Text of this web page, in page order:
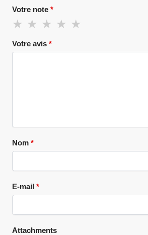
Votre note *
Votre avis *
Nom *
E-mail *
Attachments